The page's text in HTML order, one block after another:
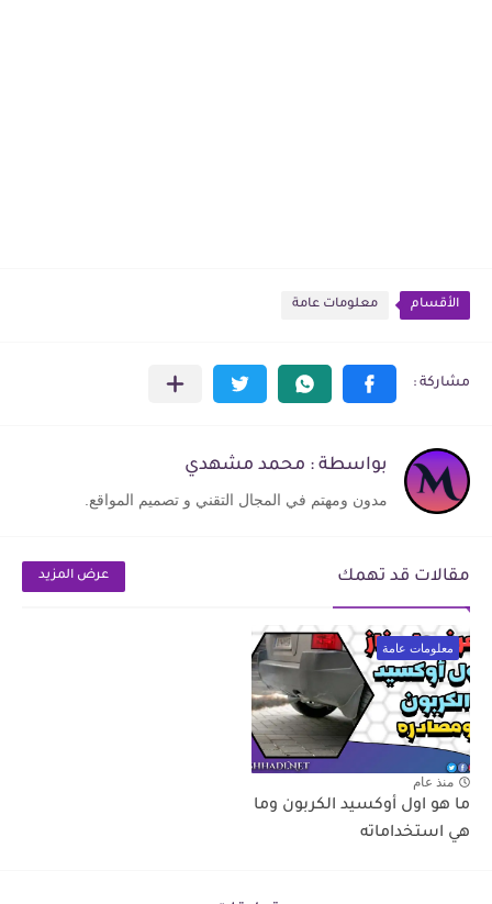
الأقسام معلومات عامة
بواسطة : محمد مشهدي
مدون ومهتم في المجال التقني و تصميم المواقع.
مقالات قد تهمك عرض المزيد
معلومات عامة
منذ عام
ما هو اول أوكسيد الكربون وما
هي استخداماته